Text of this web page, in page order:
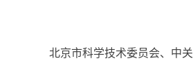
北京市科学技术委员会、中关